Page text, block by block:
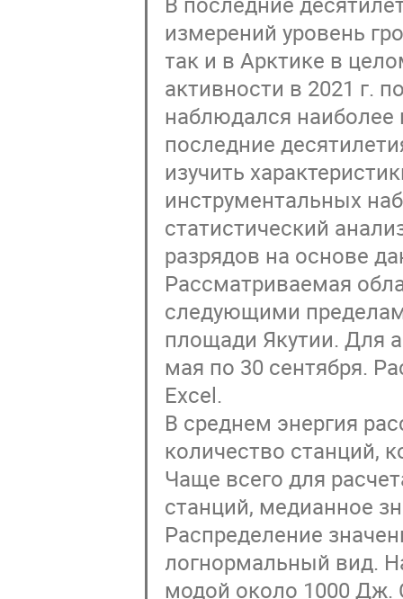
измерений уровень
так и в Арктике в
активности в 2021 г.
наблюдался
последние
изучить
инструментальных
статистический
разрядов на основе
Рассматриваемая
следующими
площади Якутии. Для
мая по 30 сентября.
Excel.
В среднем энергия
количество станций,
Чаще всего для
станций, медианное
Распределение
логнормальный вид.
модой около 1000 Дж.